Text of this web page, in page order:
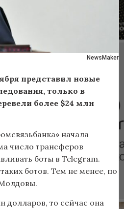
NewsMaker
представил новые
только в
более $24 млн
начала
число трансферов
боты в Telegram.
ботов. Тем не менее, по
долларов, то сейчас она